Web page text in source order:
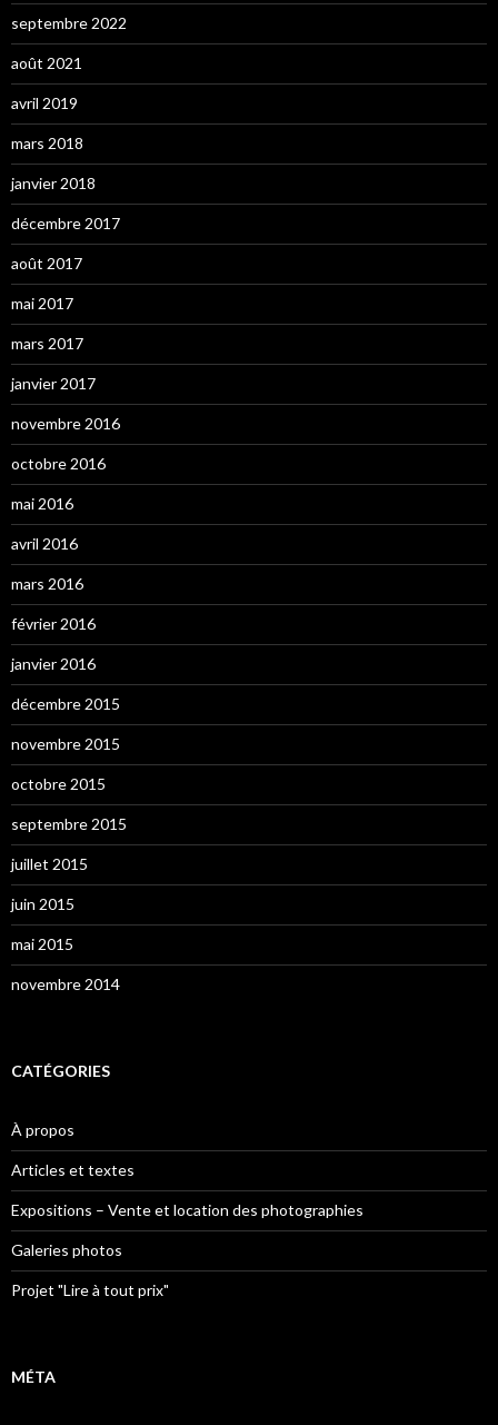
septembre 2022
août 2021
avril 2019
mars 2018
janvier 2018
décembre 2017
août 2017
mai 2017
mars 2017
janvier 2017
novembre 2016
octobre 2016
mai 2016
avril 2016
mars 2016
février 2016
janvier 2016
décembre 2015
novembre 2015
octobre 2015
septembre 2015
juillet 2015
juin 2015
mai 2015
novembre 2014
CATÉGORIES
À propos
Articles et textes
Expositions – Vente et location des photographies
Galeries photos
Projet "Lire à tout prix"
MÉTA